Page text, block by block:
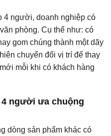
4 người, doanh nghiệp có
phòng. Cụ thể như: có
gom chúng thành một dãy
chuyển đổi vị trí để thay
mỗi khi có khách hàng
4 người ưa chuộng
dòng sản phẩm khác có